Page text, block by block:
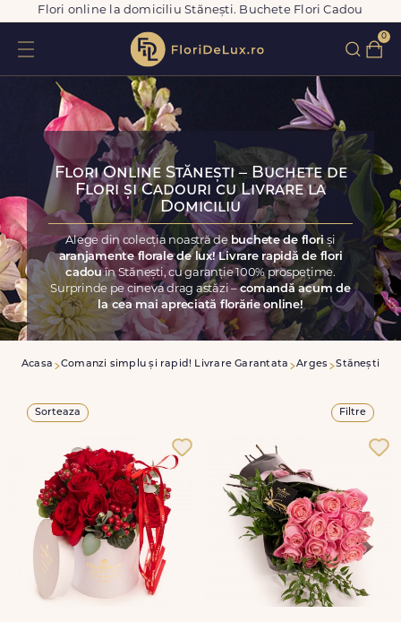
Flori online la domiciliu Stănești. Buchete Flori Cadou
0
Flori Online Stănești – Buchete de
Flori și Cadouri cu Livrare la
Domiciliu
Alege din colecția noastră de buchete de floriși
aranjamente florale de lux! Livrare rapidă de flori
cadouîn Stănești, cu garanție 100% prospețime.
Surprinde pe cineva drag astăzi –comandă acum de
la cea mai apreciată florărie online!
Acasa Comanzi simplu și rapid! Livrare Garantata Arges Stănești
Sorteaza Filtre